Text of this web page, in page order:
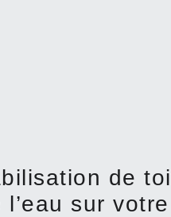
de
l’eau sur